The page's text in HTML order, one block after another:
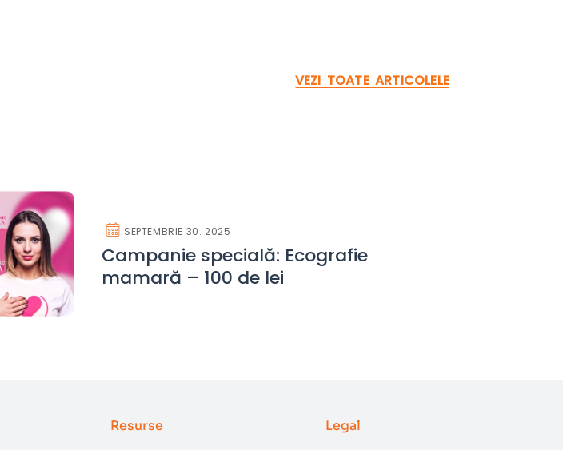
VEZI TOATE ARTICOLELE
SEPTEMBRIE 30. 2025
Campanie specială: Ecografie
mamară – 100 de lei
Resurse Legal